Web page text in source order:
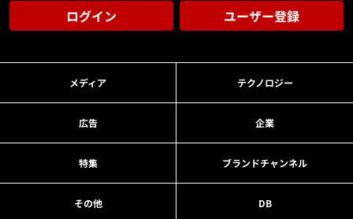
ログイン ユーザー登録
メディア テクノロジー
広告 企業
特集 ブランドチャンネル
その他 DB